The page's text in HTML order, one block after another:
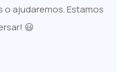
o ajudaremos. Estamos
😃